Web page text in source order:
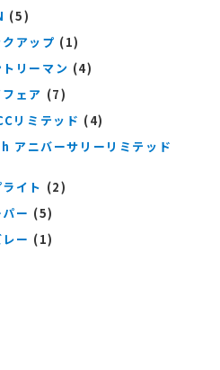
(5)
クアップ (1)
リーマン (4)
ェア (7)
リミテッド (4)
アニバーサリーリミテッド
イト (2)
ー (5)
ー (1)